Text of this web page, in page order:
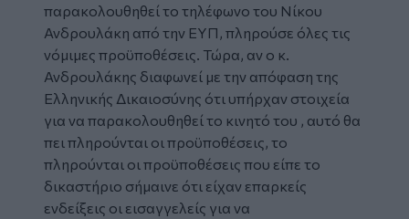
παρακολουθηθεί το τηλέφωνο του Νίκου
Ανδρουλάκη από την ΕΥΠ, πληρούσε όλες τις
νόμιμες προϋποθέσεις. Τώρα, αν ο κ.
Ανδρουλάκης διαφωνεί με την απόφαση της
Ελληνικής Δικαιοσύνης ότι υπήρχαν στοιχεία
για να παρακολουθηθεί το κινητό του , αυτό θα
πει πληρούνται οι προϋποθέσεις, το
πληρούνται οι προϋποθέσεις που είπε το
δικαστήριο σήμαινε ότι είχαν επαρκείς
ενδείξεις οι εισαγγελείς για να